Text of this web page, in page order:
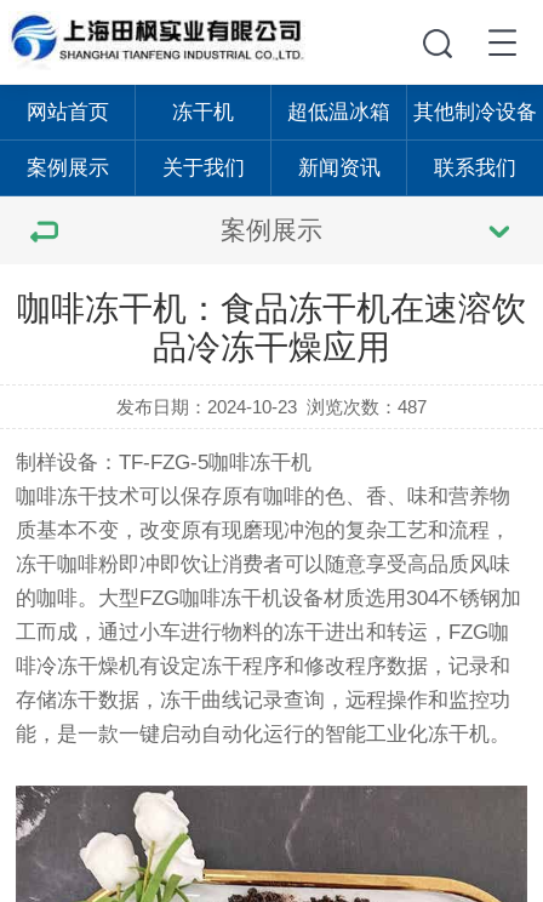
网站首页 冻干机 超低温冰箱 其他制冷设备
案例展示 关于我们 新闻资讯 联系我们
案例展示
咖啡冻干机：食品冻干机在速溶饮
品冷冻干燥应用
发布日期：2024-10-23 浏览次数：487
制样设备：TF- FZG-5咖啡冻干机
咖啡冻干技术可以保存原有咖啡的色、香、味和营养物
质基本不变，改变原有现磨现冲泡的复杂工艺和流程，
冻干咖啡粉即冲即饮让消费者可以随意享受高品质风味
的咖啡。大型 FZG咖啡冻干机设备材质选用304不锈钢加
工而成，通过小车进行物料的冻干进出和转运， FZG咖
啡冷冻干燥机有设定冻干程序和修改程序数据，记录和
存储冻干数据，冻干曲线记录查询，远程操作和监控功
能，是一款一键启动自动化运行的智能工业化冻干机。